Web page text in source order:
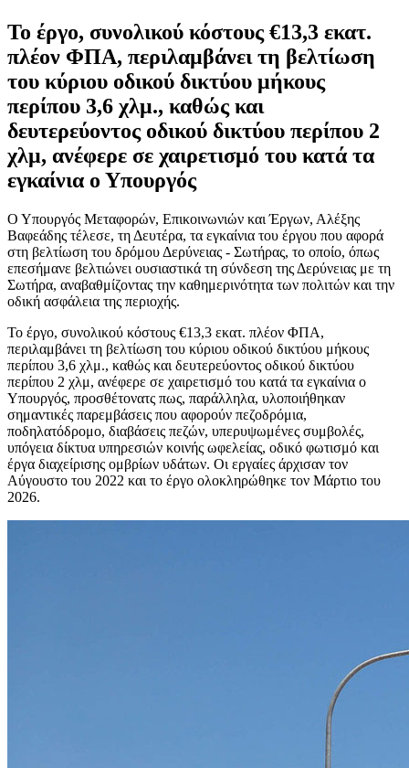
Το έργο, συνολικού κόστους €13,3 εκατ.
πλέον ΦΠΑ, περιλαμβάνει τη βελτίωση
του κύριου οδικού δικτύου μήκους
περίπου 3,6 χλμ., καθώς και
δευτερεύοντος οδικού δικτύου περίπου 2
χλμ, ανέφερε σε χαιρετισμό του κατά τα
εγκαίνια ο Υπουργός
Ο Υπουργός Μεταφορών, Επικοινωνιών και Έργων, Αλέξης
Βαφεάδης τέλεσε, τη Δευτέρα, τα εγκαίνια του έργου που αφορά
στη βελτίωση του δρόμου Δερύνειας - Σωτήρας, το οποίο, όπως
επεσήμανε βελτιώνει ουσιαστικά τη σύνδεση της Δερύνειας με τη
Σωτήρα, αναβαθμίζοντας την καθημερινότητα των πολιτών και την
οδική ασφάλεια της περιοχής.
Το έργο, συνολικού κόστους €13,3 εκατ. πλέον ΦΠΑ,
περιλαμβάνει τη βελτίωση του κύριου οδικού δικτύου μήκους
περίπου 3,6 χλμ., καθώς και δευτερεύοντος οδικού δικτύου
περίπου 2 χλμ, ανέφερε σε χαιρετισμό του κατά τα εγκαίνια ο
Υπουργός, προσθέτονατς πως, παράλληλα, υλοποιήθηκαν
σημαντικές παρεμβάσεις που αφορούν πεζοδρόμια,
ποδηλατόδρομο, διαβάσεις πεζών, υπερυψωμένες συμβολές,
υπόγεια δίκτυα υπηρεσιών κοινής ωφελείας, οδικό φωτισμό και
έργα διαχείρισης ομβρίων υδάτων. Οι εργαίες άρχισαν τον
Αύγουστο του 2022 και το έργο ολοκληρώθηκε τον Μάρτιο του
2026.